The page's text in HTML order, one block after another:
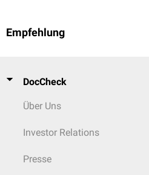
Empfehlung
DocCheck
Über Uns
Investor Relations
Presse